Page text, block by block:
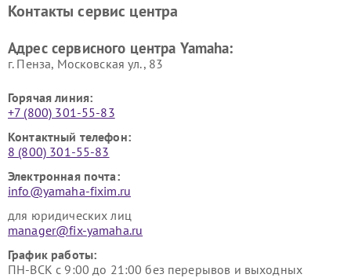
Yamaha
Yamaha
Контакты сервис центра
Адрес сервисного центра Yamaha:
г. Пенза, Московская ул., 83
Горячая линия:
+7 (800) 301-55-83
Контактный телефон:
8 (800) 301-55-83
Электронная почта:
info@yamaha-fixim.ru
для юридических лиц
manager@fix-yamaha.ru
График работы:
ПН-ВСК с 9:00 до 21:00 без перерывов и выходных